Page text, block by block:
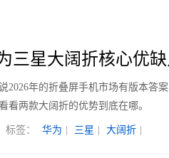
三星大阔折核心优
2026年的折叠屏手机市场有版本答
看两款大阔折的优势到底在哪。
标签： 华为 三星 大阔折